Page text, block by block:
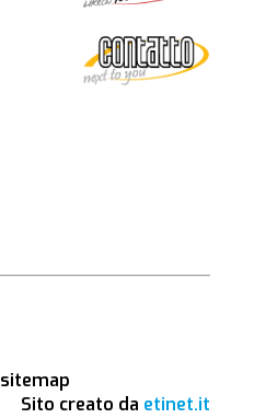
sitemap
Sito creato da etinet.it